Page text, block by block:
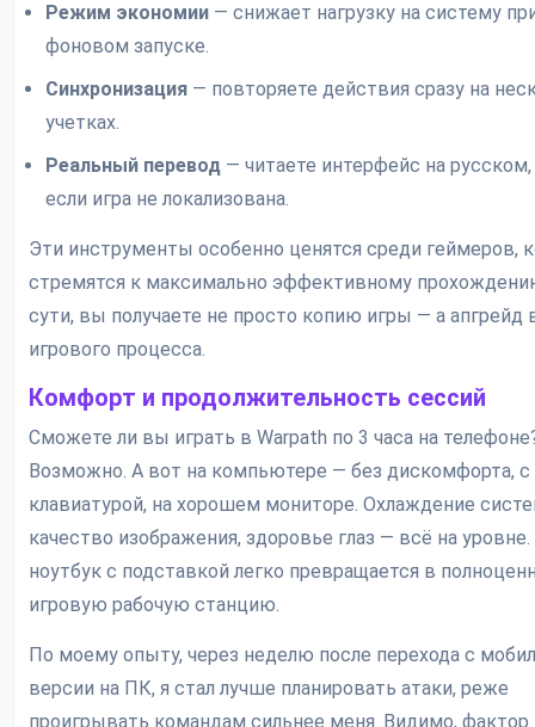
Режим экономии — снижает нагрузку на систему
фоновом запуске.
Синхронизация — повторяете действия сразу на
учетках.
Реальный перевод — читаете интерфейс на
если игра не локализована.
Эти инструменты особенно ценятся среди геймеров,
стремятся к максимально эффективному
сути, вы получаете не просто копию игры — а апгрейд
игрового процесса.
Комфорт и продолжительность сессий
Сможете ли вы играть в Warpath по 3 часа на
Возможно. А вот на компьютере — без дискомфорта, с
клавиатурой, на хорошем мониторе. Охлаждение
качество изображения, здоровье глаз — всё на
ноутбук с подставкой легко превращается в
игровую рабочую станцию.
По моему опыту, через неделю после перехода с
версии на ПК, я стал лучше планировать атаки, реже
проигрывать командам сильнее меня. Видимо, фактор